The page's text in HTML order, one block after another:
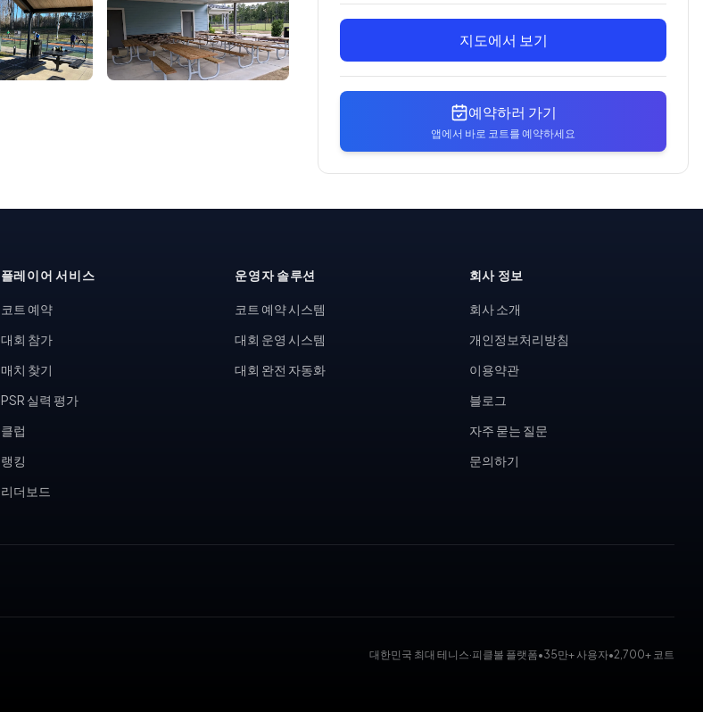
지도에서 보기
예약하러 가기
앱에서 바로 코트를 예약하세요
플레이어 서비스
코트 예약
대회 참가
매치 찾기
PSR 실력 평가
클럽
랭킹
리더보드
운영자 솔루션
코트 예약 시스템
대회 운영 시스템
대회 완전 자동화
회사 정보
회사 소개
개인정보처리방침
이용약관
블로그
자주 묻는 질문
문의하기
대한민국 최대 테니스·피클볼 플랫폼•35만+ 사용자•2,700+ 코트